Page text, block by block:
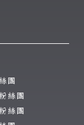
團
絲團
絲團